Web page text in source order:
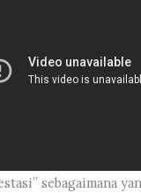
sebagaimana